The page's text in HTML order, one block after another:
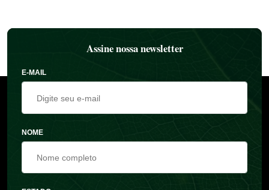
Assine nossa newsletter
E-MAIL
NOME